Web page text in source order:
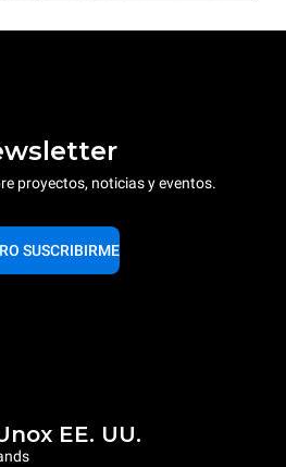
proyectos, noticias y eventos.
SUSCRIBIRME
EE. UU.